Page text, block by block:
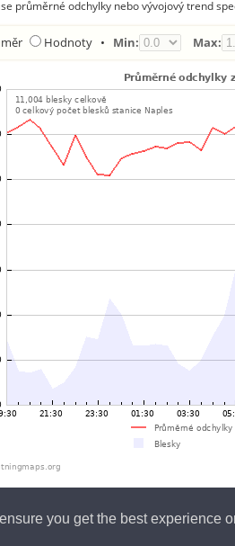
you get the best experience
průměrné odchylky nebo vývojový trend
Hodnoty • Min: Max: